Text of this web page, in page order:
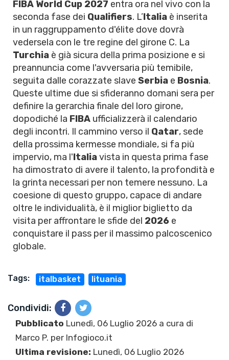
FIBA World Cup 2027 entra ora nel vivo con la
seconda fase dei Qualifiers. L’Italia è inserita
in un raggruppamento d'élite dove dovrà
vedersela con le tre regine del girone C. La
Turchia è già sicura della prima posizione e si
preannuncia come l'avversaria più temibile,
seguita dalle corazzate slave Serbia e Bosnia.
Queste ultime due si sfideranno domani sera per
definire la gerarchia finale del loro girone,
dopodiché la FIBA ufficializzerà il calendario
degli incontri. Il cammino verso il Qatar, sede
della prossima kermesse mondiale, si fa più
impervio, ma l'Italiavista in questa prima fase
ha dimostrato di avere il talento, la profondità e
la grinta necessari per non temere nessuno. La
coesione di questo gruppo, capace di andare
oltre le individualità, è il miglior biglietto da
visita per affrontare le sfide del 2026 e
conquistare il pass per il massimo palcoscenico
globale.
Tags: italbasket lituania
Condividi:
Pubblicato Lunedì, 06 Luglio 2026 a cura di
Marco P. per Infogioco.it
Ultima revisione: Lunedì, 06 Luglio 2026